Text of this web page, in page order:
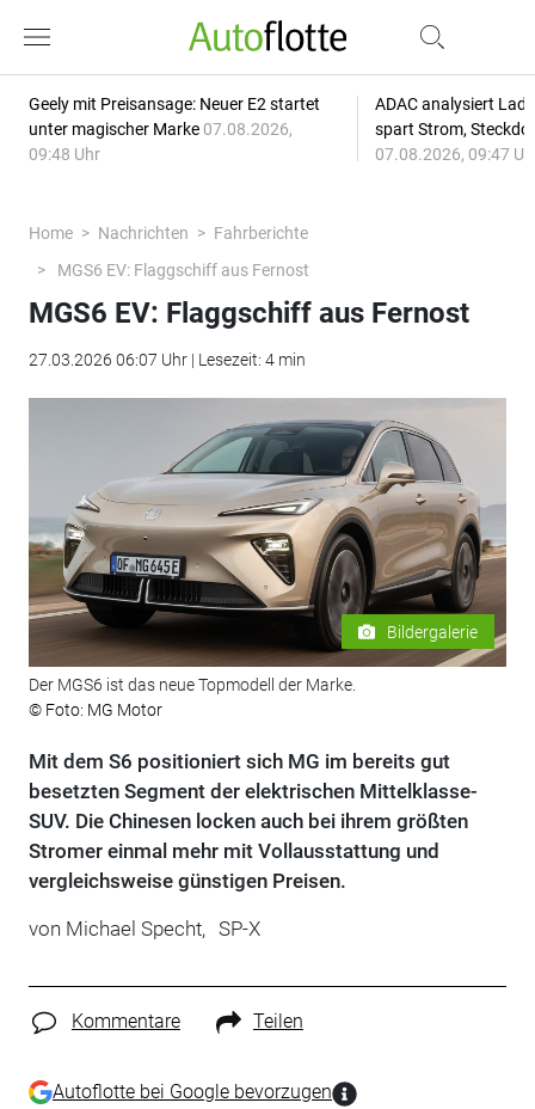
Geely mit Preisansage: Neuer E2 startet
unter magischer Marke 07.08.2026,
09:48 Uhr
ADAC analysiert
spart Strom,
07.08.2026, 09:47
Home Nachrichten
Fahrberichte
MGS6 EV: Flaggschiff aus Fernost
MGS6 EV: Flaggschiff aus Fernost
27.03.2026 06:07 Uhr | Lesezeit: 4 min
Bildergalerie
Der MGS6 ist das neue Topmodell der Marke.
© Foto: MG Motor
Mit dem S6 positioniert sich MG im bereits gut
besetzten Segment der elektrischen Mittelklasse-
SUV. Die Chinesen locken auch bei ihrem größten
Stromer einmal mehr mit Vollausstattung und
vergleichsweise günstigen Preisen.
von Michael Specht, SP-X
Kommentare Teilen
Autoflotte bei Google bevorzugen